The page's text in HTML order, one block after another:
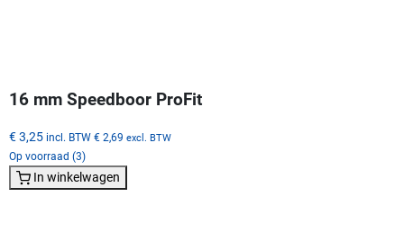
16 mm Speedboor ProFit
€ 3,25 incl. BTW € 2,69 excl. BTW
Op voorraad (3)
In winkelwagen